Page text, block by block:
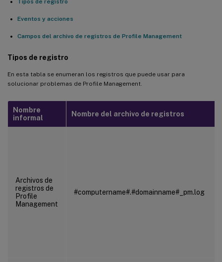
Eventos y acciones
Campos del archivo de registros de Profile Management
Tipos de registro
En esta tabla se enumeran los registros que puede usar para
solucionar problemas de Profile Management.
Nombre
informal
Nombre del archivo de registros
Archivos de
registros de
Profile
Management
#computername#.#domainname#_pm.log